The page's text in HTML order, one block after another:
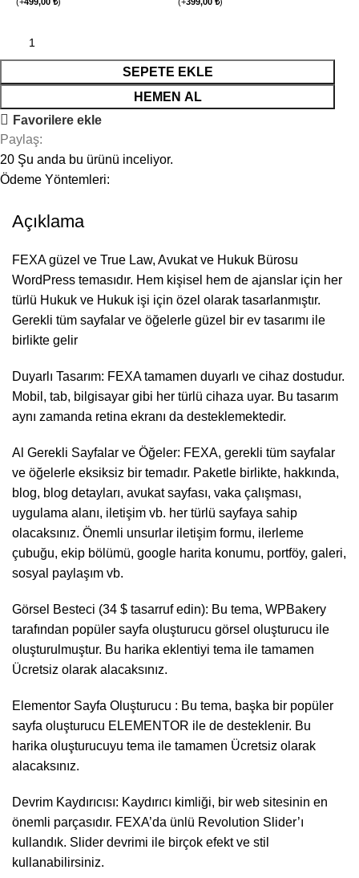
SEPETE EKLE
HEMEN AL
Favorilere ekle
Paylaş:
20 Şu anda bu ürünü inceliyor.
Ödeme Yöntemleri:
Açıklama
FEXA güzel ve True Law, Avukat ve Hukuk Bürosu
WordPress temasıdır. Hem kişisel hem de ajanslar için her
türlü Hukuk ve Hukuk işi için özel olarak tasarlanmıştır.
Gerekli tüm sayfalar ve öğelerle güzel bir ev tasarımı ile
birlikte gelir
Duyarlı Tasarım: FEXA tamamen duyarlı ve cihaz dostudur.
Mobil, tab, bilgisayar gibi her türlü cihaza uyar. Bu tasarım
aynı zamanda retina ekranı da desteklemektedir.
Al Gerekli Sayfalar ve Öğeler: FEXA, gerekli tüm sayfalar
ve öğelerle eksiksiz bir temadır. Paketle birlikte, hakkında,
blog, blog detayları, avukat sayfası, vaka çalışması,
uygulama alanı, iletişim vb. her türlü sayfaya sahip
olacaksınız. Önemli unsurlar iletişim formu, ilerleme
çubuğu, ekip bölümü, google harita konumu, portföy, galeri,
sosyal paylaşım vb.
Görsel Besteci (34 $ tasarruf edin): Bu tema, WPBakery
tarafından popüler sayfa oluşturucu görsel oluşturucu ile
oluşturulmuştur. Bu harika eklentiyi tema ile tamamen
Ücretsiz olarak alacaksınız.
Elementor Sayfa Oluşturucu : Bu tema, başka bir popüler
sayfa oluşturucu ELEMENTOR ile de desteklenir. Bu
harika oluşturucuyu tema ile tamamen Ücretsiz olarak
alacaksınız.
Devrim Kaydırıcısı: Kaydırıcı kimliği, bir web sitesinin en
önemli parçasıdır. FEXA’da ünlü Revolution Slider’ı
kullandık. Slider devrimi ile birçok efekt ve stil
kullanabilirsiniz.